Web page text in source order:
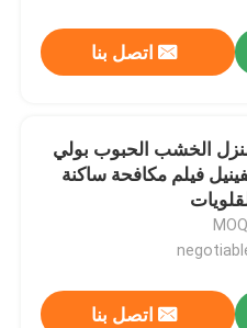
اتصل بنا
الخشب الحبوب بولي
فيلم مكافحة ساكنة
اتصل بنا